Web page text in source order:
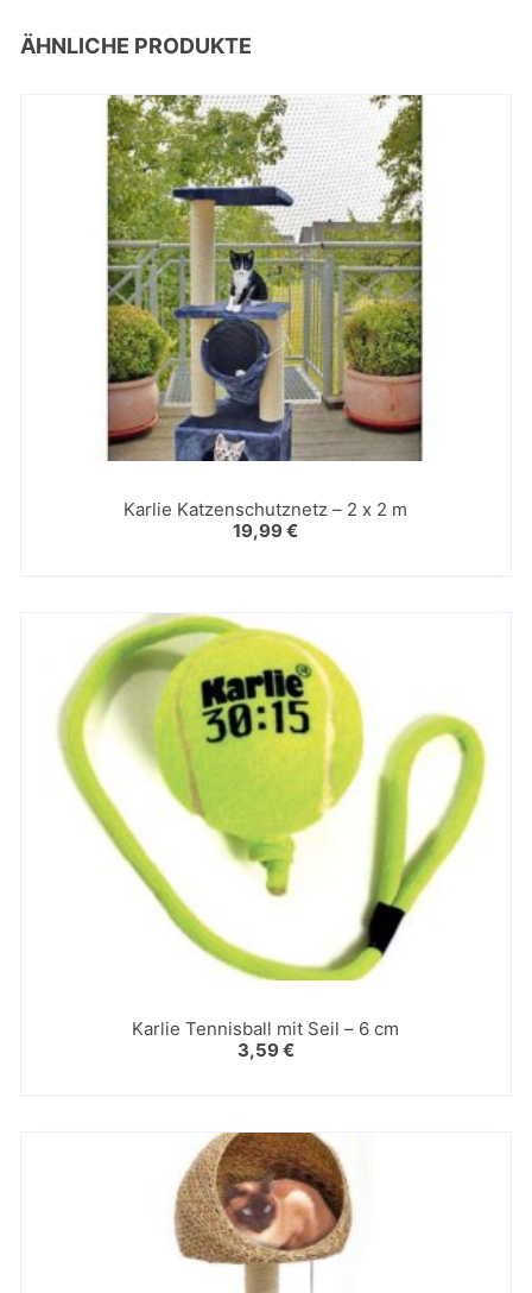
ÄHNLICHE PRODUKTE
Karlie Katzenschutznetz – 2 x 2 m
19,99€
Karlie Tennisball mit Seil – 6 cm
3,59€